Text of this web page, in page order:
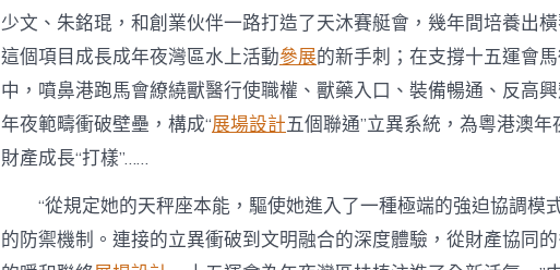
少文、朱銘琨，和創業伙伴一路打造了天沐賽艇會，幾年間培養出
這個項目成長成年夜灣區水上活動參展的新手刺；在支撐十五運會
中，噴鼻港跑馬會繚繞獸醫行使職權、獸藥入口、裝備暢通、反高
年夜範疇衝破壁壘，構成“展場設計五個聯通”立異系統，為粵港澳
財產成長“打樣”……
“從規定她的天秤座本能，驅使她進入了一種極端的強迫協調模
的防禦機制。連接的立異衝破到文明融合的深度體驗，從財產協同